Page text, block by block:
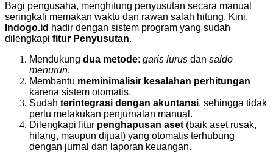
Bagi pengusaha, menghitung penyusutan secara manual
seringkali memakan waktu dan rawan salah hitung. Kini,
Indogo.id hadir dengan sistem program yang sudah
dilengkapi fitur Penyusutan.
Mendukung dua metode: garis lurus dan saldo
menurun.
Membantu meminimalisir kesalahan perhitungan
karena sistem otomatis.
Sudah terintegrasi dengan akuntansi, sehingga tidak
perlu melakukan penjurnalan manual.
Dilengkapi fitur penghapusan aset(baik aset rusak,
hilang, maupun dijual) yang otomatis terhubung
dengan jurnal dan laporan keuangan.